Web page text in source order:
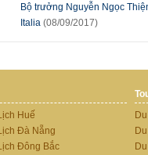
Bộ trưởng Nguyễn Ngọc
Italia (08/09/2017)
Huế
Đà Nẵng
Đông Bắc